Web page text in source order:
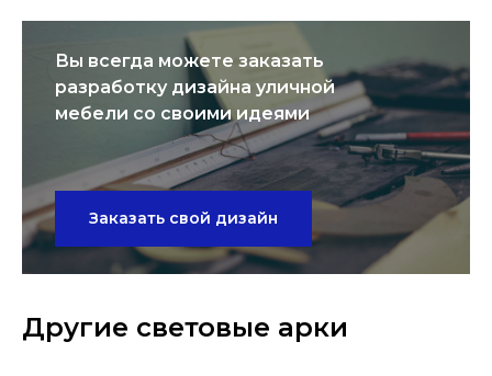
Вы всегда можете заказать
разработку дизайна уличной
мебели со своими идеями
Заказать свой дизайн
Другие световые арки